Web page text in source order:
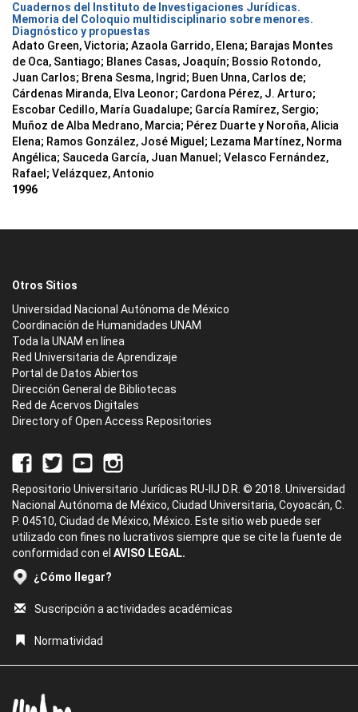
Cuadernos del Instituto de Investigaciones Jurídicas.
Memoria del Coloquio multidisciplinario sobre menores.
Diagnóstico y propuestas
Adato Green, Victoria; Azaola Garrido, Elena; Barajas Montes
de Oca, Santiago; Blanes Casas, Joaquín; Bossio Rotondo,
Juan Carlos; Brena Sesma, Ingrid; Buen Unna, Carlos de;
Cárdenas Miranda, Elva Leonor; Cardona Pérez, J. Arturo;
Escobar Cedillo, María Guadalupe; García Ramírez, Sergio;
Muñoz de Alba Medrano, Marcia; Pérez Duarte y Noroña, Alicia
Elena; Ramos González, José Miguel; Lezama Martínez, Norma
Angélica; Sauceda García, Juan Manuel; Velasco Fernández,
Rafael; Velázquez, Antonio
1996
Otros Sitios
Universidad Nacional Autónoma de México
Coordinación de Humanidades UNAM
Toda la UNAM en línea
Red Universitaria de Aprendizaje
Portal de Datos Abiertos
Dirección General de Bibliotecas
Red de Acervos Digitales
Directory of Open Access Repositories
Repositorio Universitario Jurídicas RU-IIJ D.R. © 2018. Universidad
Nacional Autónoma de México, Ciudad Universitaria, Coyoacán, C.
P. 04510, Ciudad de México, México. Este sitio web puede ser
utilizado con fines no lucrativos siempre que se cite la fuente de
conformidad con el AVISO LEGAL.
¿Cómo llegar?
Suscripción a actividades académicas
Normatividad